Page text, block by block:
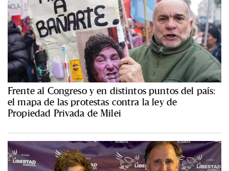
Frente al Congreso y en distintos puntos del país:
el mapa de las protestas contra la ley de
Propiedad Privada de Milei